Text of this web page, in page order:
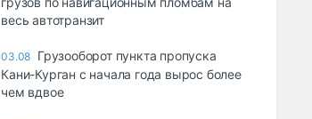
весь автотранзит
03.08 Грузооборот пункта пропуска
Кани-Курган с начала года вырос более
чем вдвое